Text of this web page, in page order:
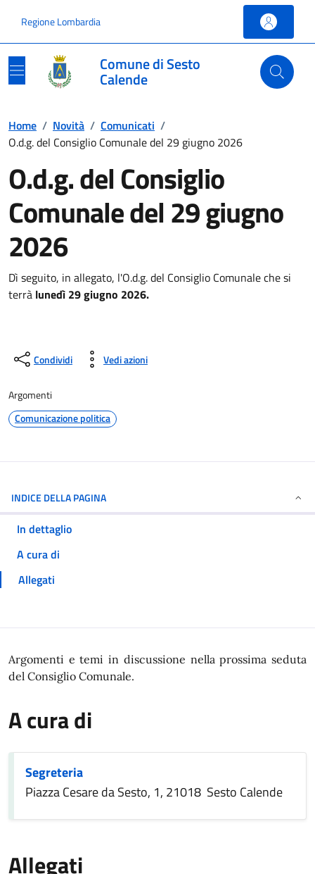
Regione Lombardia
Comune di Sesto
Calende
Home / Novità / Comunicati /
O.d.g. del Consiglio Comunale del 29 giugno 2026
O.d.g. del Consiglio
Comunale del 29 giugno
2026
Dì seguito, in allegato, l'O.d.g. del Consiglio Comunale che si
terrà lunedì 29 giugno 2026.
Condividi Vedi azioni
Argomenti
Comunicazione politica
INDICE DELLA PAGINA
In dettaglio
A cura di
Allegati
In dettaglio
Argomenti e temi in discussione nella prossima seduta
del Consiglio Comunale.
A cura di
Segreteria
Piazza Cesare da Sesto, 1, 21018 Sesto Calende
Allegati